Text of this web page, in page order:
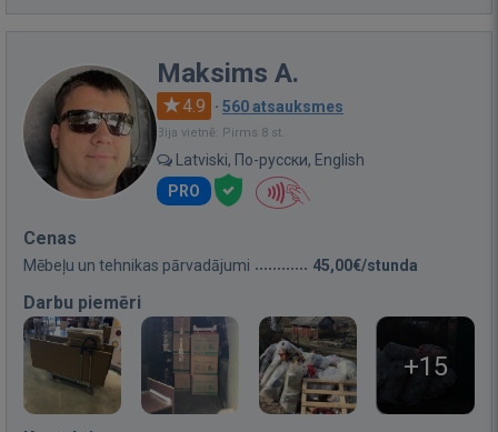
Maksims A.
4.9 · 560 atsauksmes
Bija vietnē: Pirms 8 st.
Latviski, По-русски, English
PRO
Cenas
Mēbeļu un tehnikas pārvadājumi 45,00€/stunda
Darbu piemēri
+15